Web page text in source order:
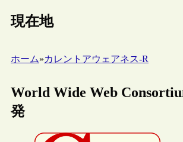
現在地
ホーム»カレントアウェアネス-R
World Wide Web
発